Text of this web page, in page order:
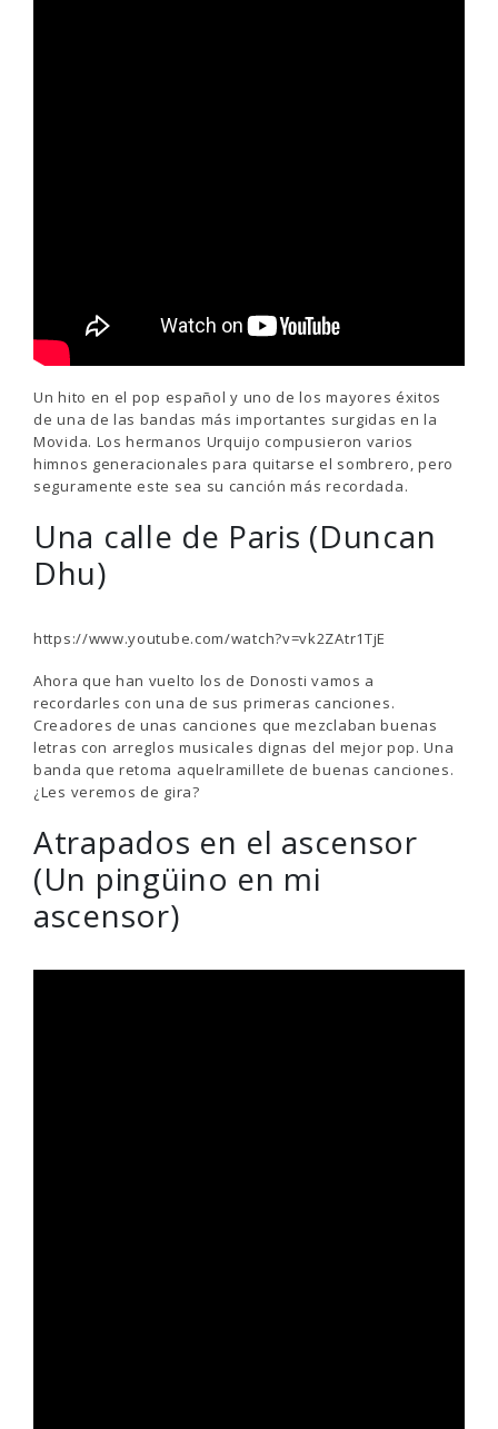
Un hito en el pop español y uno de los mayores éxitos
de una de las bandas más importantes surgidas en la
Movida. Los hermanos Urquijo compusieron varios
himnos generacionales para quitarse el sombrero, pero
seguramente este sea su canción más recordada.
Una calle de Paris (Duncan
Dhu)
https://www.youtube.com/watch?v=vk2ZAtr1TjE
Ahora que han vuelto los de Donosti vamos a
recordarles con una de sus primeras canciones.
Creadores de unas canciones que mezclaban buenas
letras con arreglos musicales dignas del mejor pop. Una
banda que retoma aquelramillete de buenas canciones.
¿Les veremos de gira?
Atrapados en el ascensor
(Un pingüino en mi
ascensor)